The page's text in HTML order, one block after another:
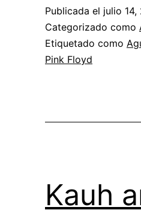
Publicada el julio 14,
Categorizado como
Etiquetado como
Pink Floyd
Kauh